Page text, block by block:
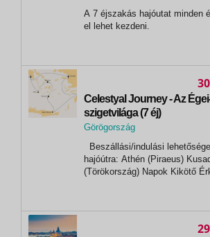
Marseille
A 7 éjszakás hajóutat minden
el lehet kezdeni.
Celestyal Journey - Az
szigetvilága (7 éj)
Görögország
Beszállási/indulási
hajóútra: Athén (Piraeus)
(Törökország) Napok Kikötő Érkezés Indulás
Agios Nikolas